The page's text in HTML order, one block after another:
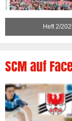
Heft 2/
SCM auf